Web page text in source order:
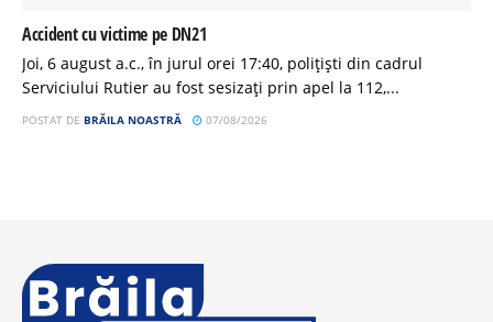
Accident cu victime pe DN21
Joi, 6 august a.c., în jurul orei 17:40, polițiști din cadrul
Serviciului Rutier au fost sesizați prin apel la 112,...
POSTAT DE BRĂILA NOASTRĂ 07/08/2026